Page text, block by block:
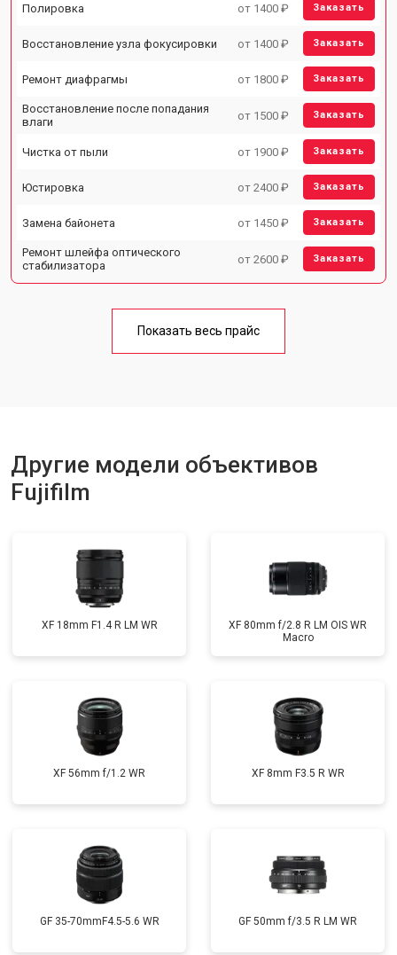
Полировка от 1400 ₽ Заказать
Восстановление узла фокусировки от 1400 ₽ Заказать
Ремонт диафрагмы от 1800 ₽ Заказать
Восстановление после попадания
влаги
от 1500 ₽ Заказать
Чистка от пыли от 1900 ₽ Заказать
Юстировка от 2400 ₽ Заказать
Замена байонета от 1450 ₽ Заказать
Ремонт шлейфа оптического
стабилизатора
от 2600 ₽ Заказать
Показать весь прайс
Другие модели объективов
Fujifilm
XF 18mm F1.4 R LM WR
XF 80mm f/2.8 R LM OIS WR
Macro
XF 56mm f/1.2 WR XF 8mm F3.5 R WR
GF 35-70mmF4.5-5.6 WR GF 50mm f/3.5 R LM WR